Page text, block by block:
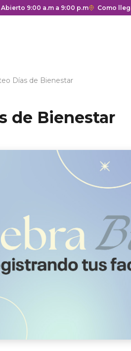
Horario de apertura y
Abierto 9:00 a.m a 9:00 p.mEnlace
Como
Días de Bienestar
de Bienestar